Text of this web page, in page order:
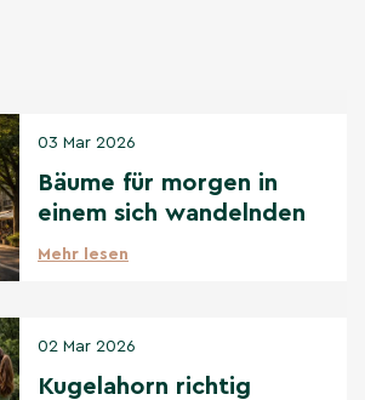
03 Mar 2026
Bäume für morgen in
einem sich wandelnden
Klima
Mehr lesen
02 Mar 2026
Kugelahorn richtig